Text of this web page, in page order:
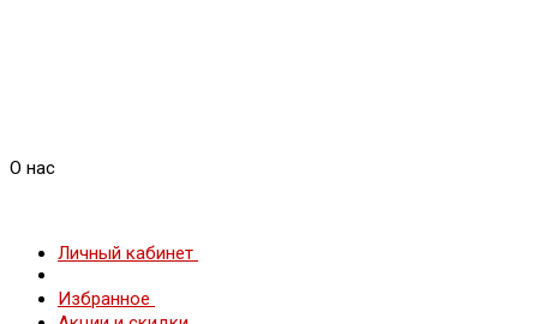
О нас
Личный кабинет
Избранное